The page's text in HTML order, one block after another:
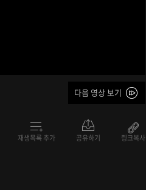
다음 영상 보기
재생목록 추가 공유하기 링크복사